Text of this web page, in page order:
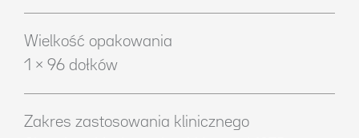
Wielkość opakowania
1 × 96 dołków
Zakres zastosowania klinicznego